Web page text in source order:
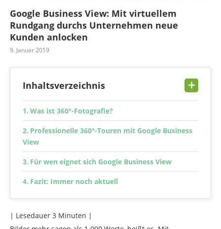
Google Business View: Mit virtuellem
Rundgang durchs Unternehmen neue
Kunden anlocken
9. Januar 2019
Inhaltsverzeichnis
Was ist 360°-Fotografie?
Professionelle 360°-Touren mit Google Business
View
Für wen eignet sich Google Business View
Fazit: Immer noch aktuell
| Lesedauer 3 Minuten |